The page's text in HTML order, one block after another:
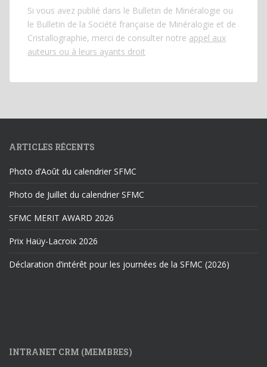
Si vous avez publié dans le Bulletin de Minéralogie ou
le Bulletin de la Société française de Minéralogie et de
Cristallographie, merci de consulter notre appel aux
auteurs ou à leurs ayants droit
ARTICLES RÉCENTS
Photo d’Août du calendrier SFMC
Photo de Juillet du calendrier SFMC
SFMC MERIT AWARD 2026
Prix Haüy-Lacroix 2026
Déclaration d’intérêt pour les journées de la SFMC (2026)
INTRANET CRM (MEMBRES)